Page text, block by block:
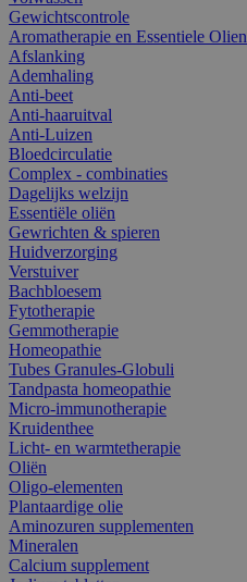
Gewichtscontrole
Aromatherapie en Essentiele Olien
Afslanking
Ademhaling
Anti-beet
Anti-haaruitval
Anti-Luizen
Bloedcirculatie
Complex - combinaties
Dagelijks welzijn
Essentiële oliën
Gewrichten & spieren
Huidverzorging
Verstuiver
Bachbloesem
Fytotherapie
Gemmotherapie
Homeopathie
Tubes Granules-Globuli
Tandpasta homeopathie
Micro-immunotherapie
Kruidenthee
Licht- en warmtetherapie
Oliën
Oligo-elementen
Plantaardige olie
Aminozuren supplementen
Mineralen
Calcium supplement